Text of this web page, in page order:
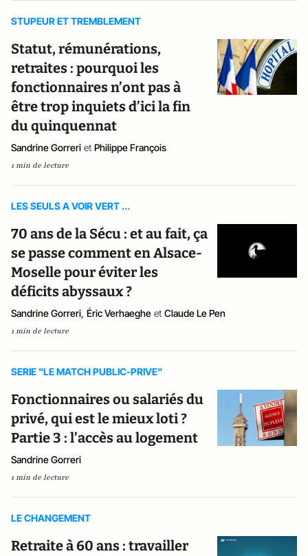
STUPEUR ET TREMBLEMENT
Statut, rémunérations,
retraites : pourquoi les
fonctionnaires n’ont pas à
être trop inquiets d’ici la fin
du quinquennat
Sandrine Gorreri et Philippe François
1 min de lecture
LES SEULS A VOIR VERT ...
70 ans de la Sécu : et au fait, ça
se passe comment en Alsace-
Moselle pour éviter les
déficits abyssaux ?
Sandrine Gorreri, Éric Verhaeghe et Claude Le Pen
1 min de lecture
SERIE "LE MATCH PUBLIC-PRIVE"
Fonctionnaires ou salariés du
privé, qui est le mieux loti ?
Partie 3 : l’accès au logement
Sandrine Gorreri
1 min de lecture
LE CHANGEMENT
Retraite à 60 ans : travailler